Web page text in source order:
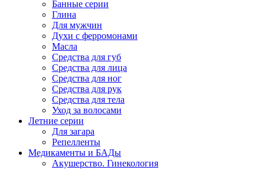
Банные серии
Глина
Для мужчин
Духи с ферромонами
Масла
Средства для губ
Средства для лица
Средства для ног
Средства для рук
Средства для тела
Уход за волосами
Летние серии
Для загара
Репелленты
Медикаменты и БАДы
Акушерство. Гинекология